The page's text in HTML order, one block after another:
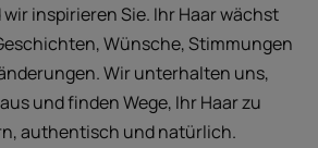
inspirieren Sie. Ihr Haar wächst
Wünsche, Stimmungen
Wir unterhalten uns,
und finden Wege, Ihr Haar zu
authentisch und natürlich.